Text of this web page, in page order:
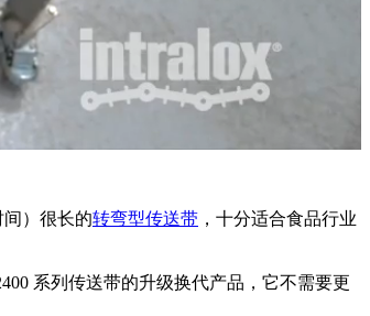
）很长的转弯型传送带 ，十分适合食品行业
系列传送带的升级换代产品，它不需要更